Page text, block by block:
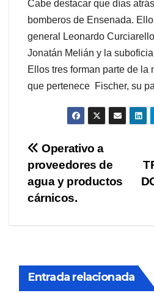
Cabe destacar que días
bomberos de Ensenada.
general Leonardo
Jonatán Melián y la
Ellos tres forman parte de la
que pertenece Fischer, su
Navegación
de
entradas
Operativo a
proveedores de
agua y productos
cárnicos.
Entrada relacionada